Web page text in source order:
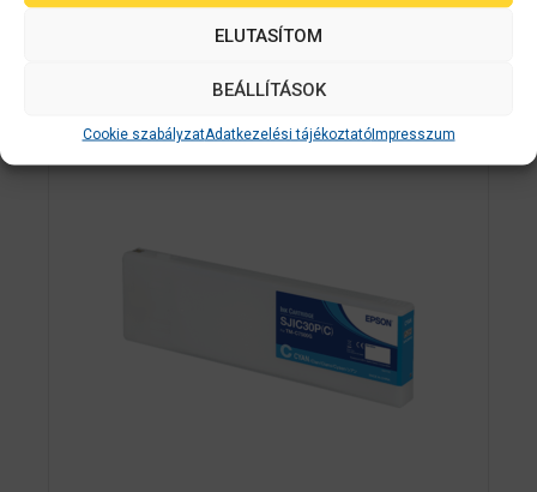
ELUTASÍTOM
BEÁLLÍTÁSOK
Cookie szabályzatAdatkezelési tájékoztatóImpresszum
Kapcsolódó
termékek